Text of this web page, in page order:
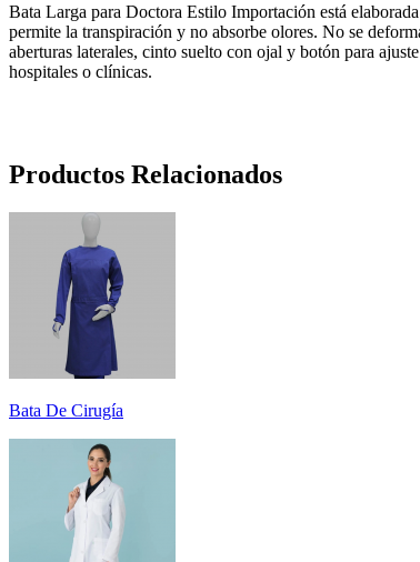
Bata Larga para Doctora Estilo Importación está
permite la transpiración y no absorbe olores. No se
aberturas laterales, cinto suelto con ojal y botón para
hospitales o clínicas.
Productos Relacionados
Bata De Cirugía